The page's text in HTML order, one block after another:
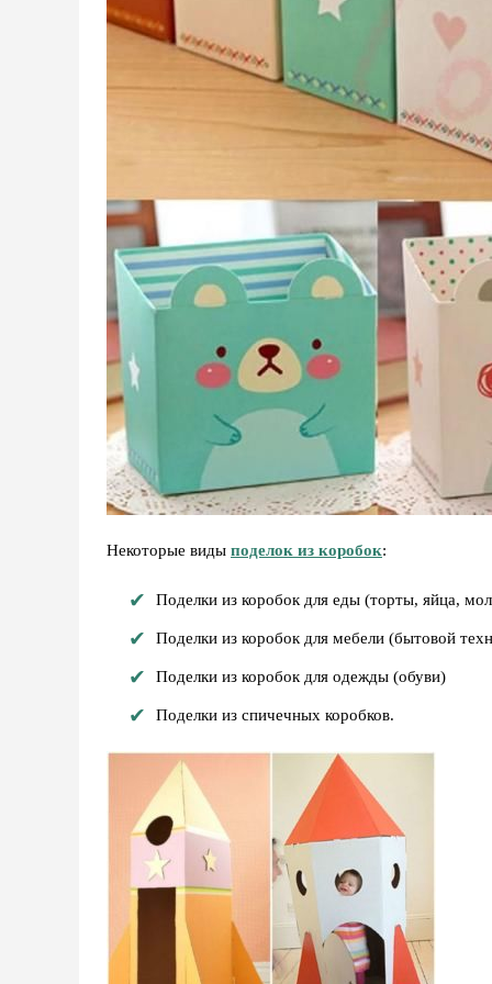
Некоторые виды поделок из коробок:
Поделки из коробок для еды (торты, яйца,
Поделки из коробок для мебели (бытовой
Поделки из коробок для одежды (обуви)
Поделки из спичечных коробков.